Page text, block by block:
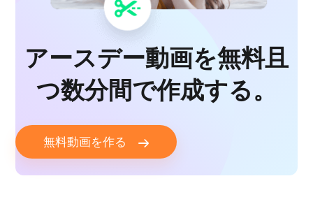
アースデー動画を無料且
つ数分間で作成する。
無料動画を作る